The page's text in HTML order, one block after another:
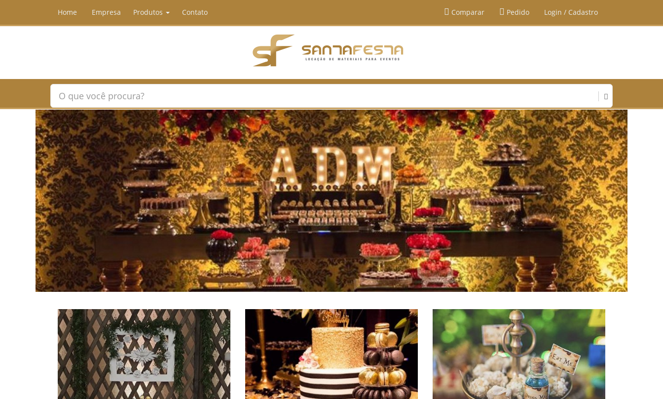
Home Empresa Produtos Contato Comparar Pedido Login / Cadastro